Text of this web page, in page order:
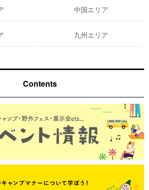
中国エリア
九州エリア
Contents